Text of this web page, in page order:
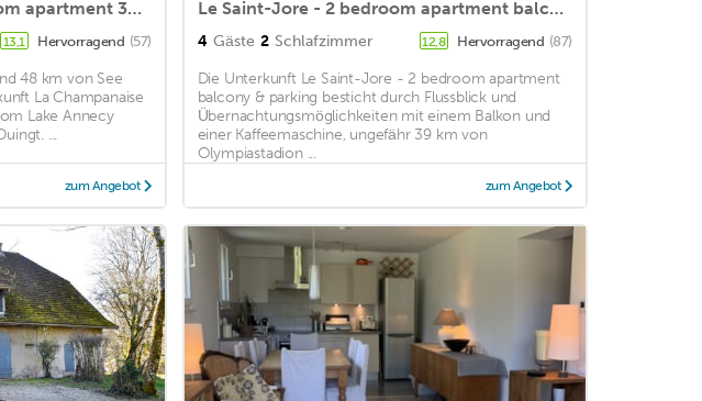
La Champanaise - 2 bedroom apartment 300m from Lake Annecy
13,1 Hervorragend (57)
48 km von See
La Champanaise
Lake Annecy
...
zum Angebot
Le Saint-Jore - 2 bedroom apartment balcony & parking
4 Gäste 2 Schlafzimmer 12,8 Hervorragend (87)
Die Unterkunft Le Saint-Jore - 2 bedroom apartment
balcony & parking besticht durch Flussblick und
Übernachtungsmöglichkeiten mit einem Balkon und
einer Kaffeemaschine, ungefähr 39 km von
Olympiastadion ...
zum Angebot